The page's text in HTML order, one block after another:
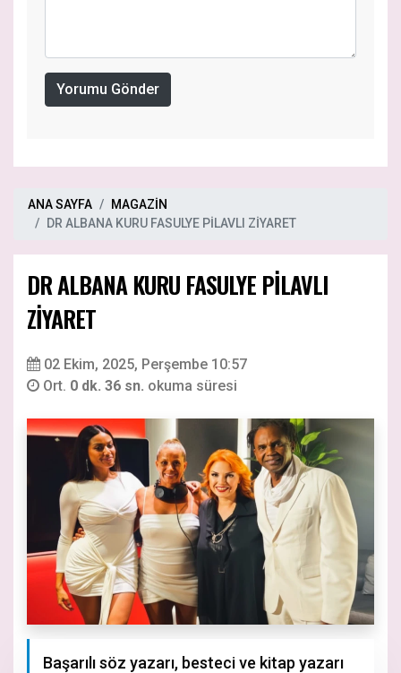
Yorumu Gönder
ANA SAYFA
MAGAZİN
DR ALBANA KURU FASULYE PİLAVLI ZİYARET
DR ALBANA KURU FASULYE PİLAVLI
ZİYARET
02 Ekim, 2025, Perşembe 10:57
Ort. 0 dk. 36 sn. okuma süresi
Başarılı söz yazarı, besteci ve kitap yazarı